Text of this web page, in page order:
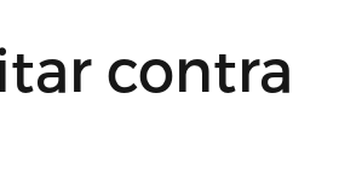
contra